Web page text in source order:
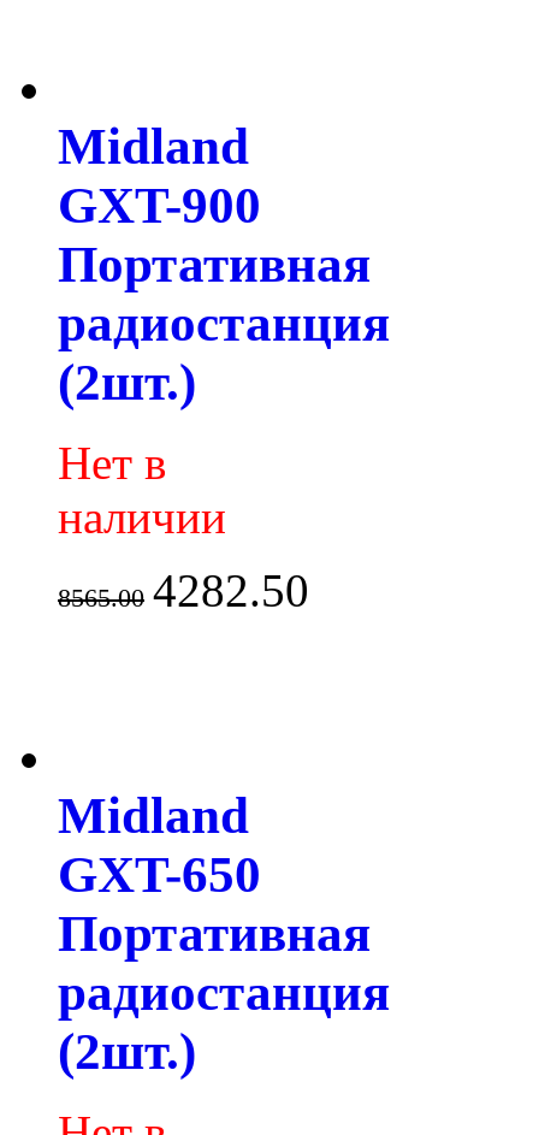
Midland
GXT-900
Портативная
радиостанция
(2шт.)
Нет в
наличии
8565.00 4282.50
Midland
GXT-650
Портативная
радиостанция
(2шт.)